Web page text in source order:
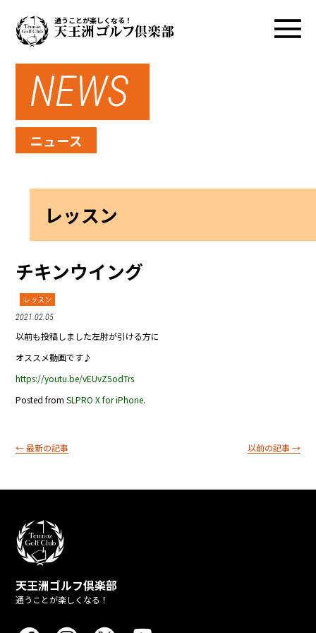
通うことが楽しくなる！
NEWS
ニュース
レッスン
チキンウイング
レッスン
2021.02.05
以前も投稿しました左肘が引ける方に
オススメ動画です♪
https://youtu.be/vEUvZ5odTrs
Posted fromSLPRO X for iPhone.
← 最新の記事 以前の記事 →
天王洲ゴルフ倶楽部
通うことが楽しくなる！